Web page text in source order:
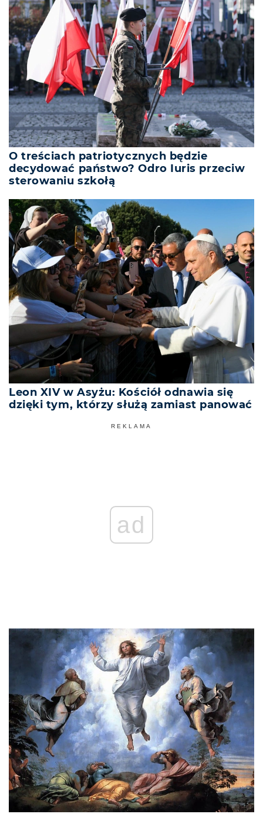
O treściach patriotycznych będzie
decydować państwo? Odro Iuris przeciw
sterowaniu szkołą
Leon XIV w Asyżu: Kościół odnawia się
dzięki tym, którzy służą zamiast panować
REKLAMA
ad